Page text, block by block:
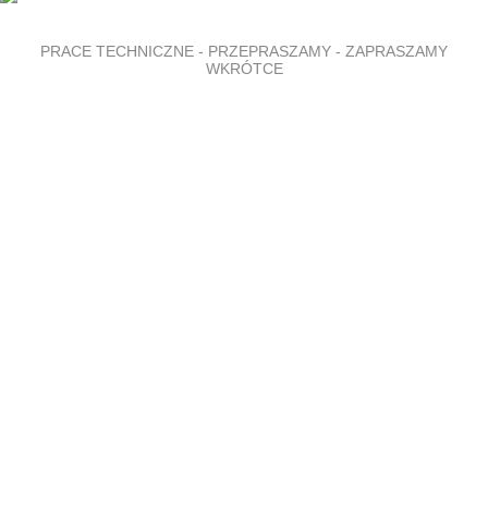
PRACE TECHNICZNE - PRZEPRASZAMY - ZAPRASZAMY
WKRÓTCE